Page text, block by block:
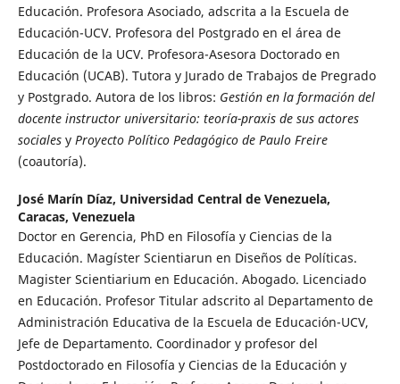
Educación. Profesora Asociado, adscrita a la Escuela de
Educación-UCV. Profesora del Postgrado en el área de
Educación de la UCV. Profesora-Asesora Doctorado en
Educación (UCAB). Tutora y Jurado de Trabajos de Pregrado
y Postgrado. Autora de los libros: Gestión en la formación del
docente instructor universitario: teoría-praxis de sus actores
socialesy Proyecto Político Pedagógico de Paulo Freire
(coautoría).
José Marín Díaz, Universidad Central de Venezuela,
Caracas, Venezuela
Doctor en Gerencia, PhD en Filosofía y Ciencias de la
Educación. Magíster Scientiarun en Diseños de Políticas.
Magister Scientiarium en Educación. Abogado. Licenciado
en Educación. Profesor Titular adscrito al Departamento de
Administración Educativa de la Escuela de Educación-UCV,
Jefe de Departamento. Coordinador y profesor del
Postdoctorado en Filosofía y Ciencias de la Educación y